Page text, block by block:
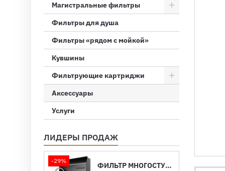
Магистральные фильтры
Фильтры для душа
Фильтры «рядом с мойкой»
Кувшины
Фильтрующие картриджи
Аксессуары
Услуги
ЛИДЕРЫ ПРОДАЖ
-29%
ФИЛЬТР МНОГОСТУПЕНЧАТЫЙ «ПОД МОЙКУ» EXPERT M420